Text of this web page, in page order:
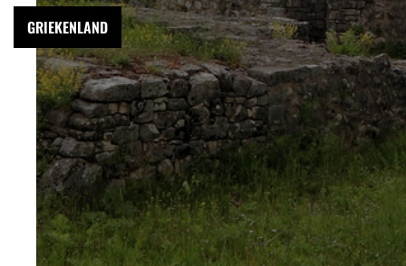
GRIEKENLAND